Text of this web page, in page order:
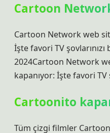
Cartoon
Cartoon Network web
İşte favori TV
2024Cartoon Network
kapanıyor: İşte favori TV
Cartoonito
Tüm çizgi filmler